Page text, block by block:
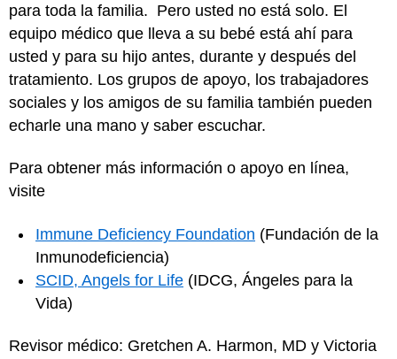
para toda la familia. Pero usted no está solo. El
equipo médico que lleva a su bebé está ahí para
usted y para su hijo antes, durante y después del
tratamiento. Los grupos de apoyo, los trabajadores
sociales y los amigos de su familia también pueden
echarle una mano y saber escuchar.
Para obtener más información o apoyo en línea,
visite
Immune Deficiency Foundation (Fundación de la
Inmunodeficiencia)
SCID, Angels for Life (IDCG, Ángeles para la
Vida)
Revisor médico: Gretchen A. Harmon, MD y Victoria